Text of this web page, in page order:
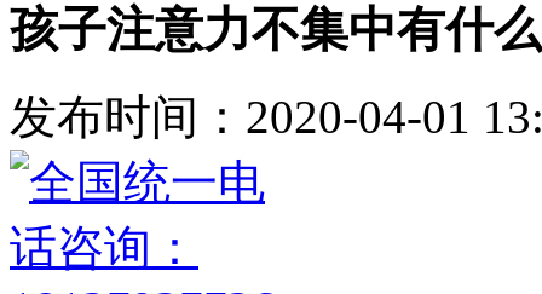
孩子注意力不集中有什
发布时间：2020-04-01